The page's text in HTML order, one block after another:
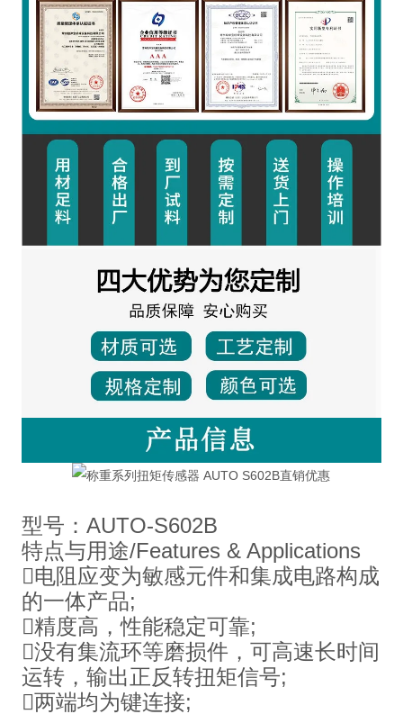
型号：AUTO-S602B
特点与用途/Features & Applications
电阻应变为敏感元件和集成电路构成
的一体产品;
精度高，性能稳定可靠;
没有集流环等磨损件，可高速长时间
运转，输出正反转扭矩信号;
两端均为键连接;